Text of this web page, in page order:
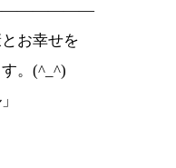
お幸せを
。(^_^)